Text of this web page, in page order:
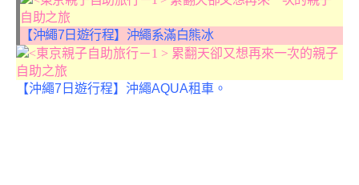
【沖繩7日遊行程】沖繩系滿白熊冰
【沖繩7日遊行程】沖繩AQUA租車。